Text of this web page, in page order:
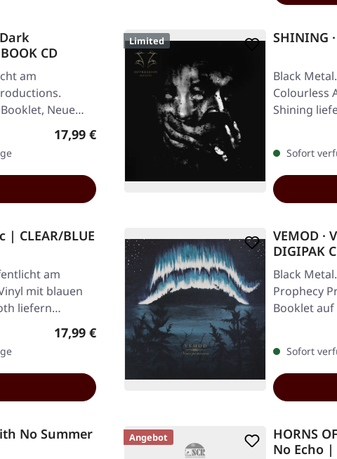
CD
am
Neue…
Regulärer Preis:
17,99 €
Limited SHINING
Black
Colourless
Shining
Sofort
| CLEAR/BLUE
am
mit blauen
liefern…
Regulärer Preis:
17,99 €
VEMOD ·
DIGIPAK
Black
Prophecy
Booklet
Sofort
No Summer
Angebot
HORNS
No Echo |